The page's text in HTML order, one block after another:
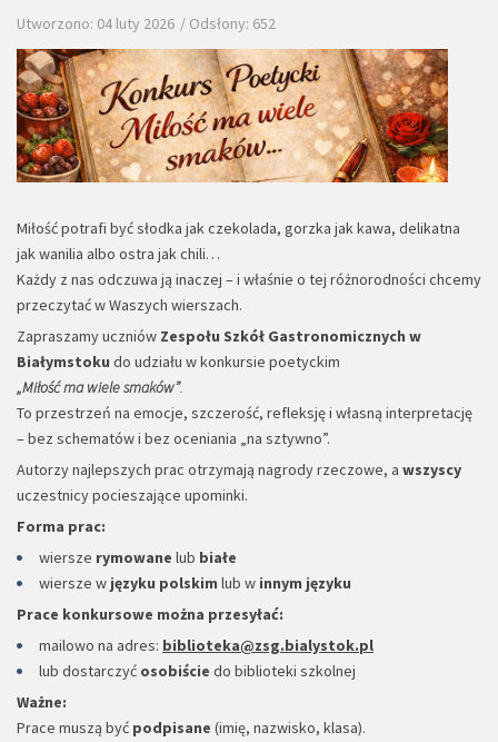
Utworzono: 04 luty 2026 Odsłony: 652
Miłość potrafi być słodka jak czekolada, gorzka jak kawa, delikatna
jak wanilia albo ostra jak chili…
Każdy z nas odczuwa ją inaczej – i właśnie o tej różnorodności chcemy
przeczytać w Waszych wierszach.
Zapraszamy uczniów Zespołu Szkół Gastronomicznych w
Białymstoku do udziału w konkursie poetyckim
„Miłość ma wiele smaków”.
To przestrzeń na emocje, szczerość, refleksję i własną interpretację
– bez schematów i bez oceniania „na sztywno”.
Autorzy najlepszych prac otrzymają nagrody rzeczowe, a wszyscy
uczestnicy pocieszające upominki.
Forma prac:
wiersze rymowane lub białe
wiersze w języku polskim lub w innym języku
Prace konkursowe można przesyłać:
mailowo na adres: biblioteka@zsg.bialystok.pl
lub dostarczyć osobiście do biblioteki szkolnej
Ważne:
Prace muszą być podpisane (imię, nazwisko, klasa).